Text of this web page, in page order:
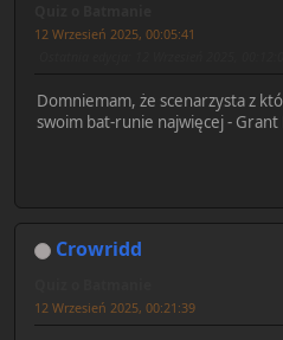
12 Wrzesień 2025, 00:05:41
Domniemam, że scenarzysta z
swoim bat-runie najwięcej - Grant
Crowridd
12 Wrzesień 2025, 00:21:39